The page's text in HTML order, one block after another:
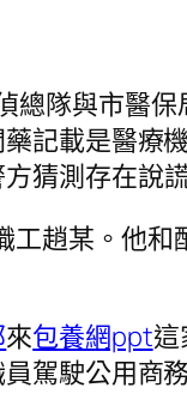
總隊與市醫
記載是醫療
猜測存在說
工趙某。他
來包養網ppt
駕駛公用商